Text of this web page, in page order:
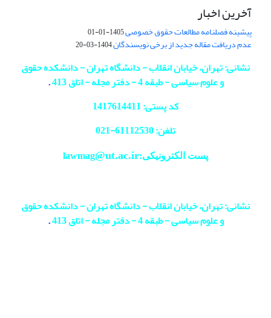
آخرین اخبار
پیشینه فصلنامه مطالعات حقوق خصوصی1405-01-01
عدم دریافت مقاله جدید از برخی نویسندگان1404-03-20
نشانی: تهران، خیابان انقلاب - دانشگاه تهران - دانشکده حقوق
و علوم سیاسی - طبقه 4 - دفتر مجله - اتاق 413
.
کد پستی: 1417614411
تلفن: 61112530-
021
پست الکترونیکی:lawmag@ut.ac.ir
نشانی: تهران، خیابان انقلاب - دانشگاه تهران - دانشکده حقوق
و علوم سیاسی - طبقه 4 - دفتر مجله - اتاق 413
.